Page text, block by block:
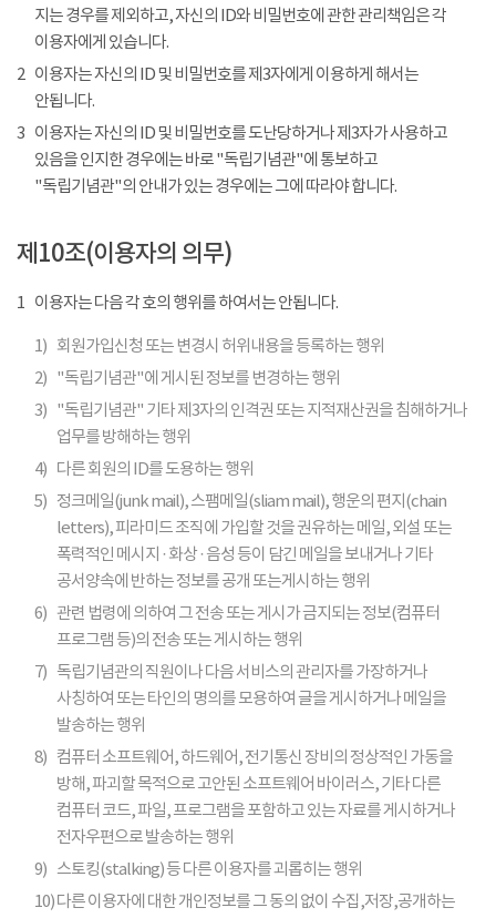
지는 경우를 제외하고, 자신의 ID와 비밀번호에 관한 관리책임은 각
이용자에게 있습니다.
2 이용자는 자신의 ID 및 비밀번호를 제3자에게 이용하게 해서는
안됩니다.
3 이용자는 자신의 ID 및 비밀번호를 도난당하거나 제3자가 사용하고
있음을 인지한 경우에는 바로 "독립기념관"에 통보하고
"독립기념관"의 안내가 있는 경우에는 그에 따라야 합니다.
제10조(이용자의 의무)
1 이용자는 다음 각 호의 행위를 하여서는 안됩니다.
1) 회원가입신청 또는 변경시 허위내용을 등록하는 행위
2) "독립기념관"에 게시된 정보를 변경하는 행위
3) "독립기념관" 기타 제3자의 인격권 또는 지적재산권을 침해하거나
업무를 방해하는 행위
4) 다른 회원의 ID를 도용하는 행위
5) 정크메일(junk mail), 스팸메일(sliam mail), 행운의 편지(chain
letters), 피라미드 조직에 가입할 것을 권유하는 메일, 외설 또는
폭력적인 메시지 · 화상 · 음성 등이 담긴 메일을 보내거나 기타
공서양속에 반하는 정보를 공개 또는게시하는 행위
6) 관련 법령에 의하여 그 전송 또는 게시가 금지되는 정보(컴퓨터
프로그램 등)의 전송 또는 게시하는 행위
7) 독립기념관의 직원이나 다음 서비스의 관리자를 가장하거나
사칭하여 또는 타인의 명의를 모용하여 글을 게시하거나 메일을
발송하는 행위
8) 컴퓨터 소프트웨어, 하드웨어, 전기통신 장비의 정상적인 가동을
방해, 파괴할 목적으로 고안된 소프트웨어 바이러스, 기타 다른
컴퓨터 코드, 파일, 프로그램을 포함하고 있는 자료를 게시하거나
전자우편으로 발송하는 행위
9) 스토킹(stalking) 등 다른 이용자를 괴롭히는 행위
10)다른 이용자에 대한 개인정보를 그 동의 없이 수집,저장,공개하는